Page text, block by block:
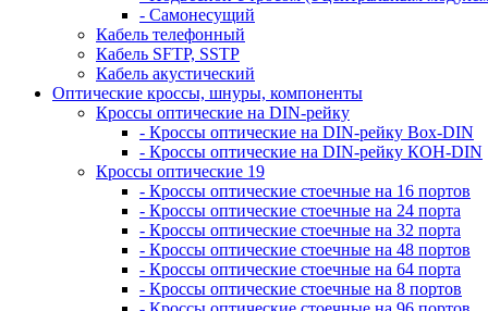
- Самонесущий
Кабель телефонный
Кабель SFTP, SSTP
Кабель акустический
Оптические кроссы, шнуры, компоненты
Кроссы оптические на DIN-рейку
- Кроссы оптические на DIN-рейку Box-DIN
- Кроссы оптические на DIN-рейку КОН-DIN
Кроссы оптические 19
- Кроссы оптические стоечные на 16 портов
- Кроссы оптические стоечные на 24 порта
- Кроссы оптические стоечные на 32 порта
- Кроссы оптические стоечные на 48 портов
- Кроссы оптические стоечные на 64 порта
- Кроссы оптические стоечные на 8 портов